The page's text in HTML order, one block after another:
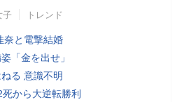
子 トレンド
奈と電撃結婚
「金を出せ」
る 意識不明
から大逆転勝利